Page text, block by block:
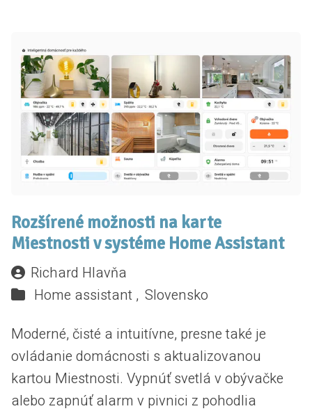
Rozšírené možnosti na karte
Miestnosti v systéme Home Assistant
Richard Hlavňa
Home assistant , Slovensko
Moderné, čisté a intuitívne, presne také je
ovládanie domácnosti s aktualizovanou
kartou Miestnosti. Vypnúť svetlá v obývačke
alebo zapnúť alarm v pivnici z pohodlia